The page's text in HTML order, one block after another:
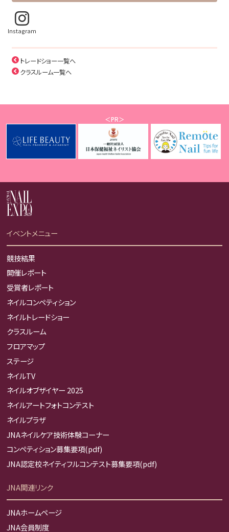
Instagram
トレードショー一覧へ
クラスルーム一覧へ
＜PR＞
イベントメニュー
競技結果
開催レポート
受賞者レポート
ネイルコンペティション
ネイルトレードショー
クラスルーム
フロアマップ
ステージ
ネイルTV
ネイルオブザイヤー 2025
ネイルアートフォトコンテスト
ネイルプラザ
JNAネイルケア技術体験コーナー
コンペティション募集要項(pdf)
JNA認定校ネイティフルコンテスト募集要項(pdf)
JNA関連リンク
JNAホームページ
JNA会員制度